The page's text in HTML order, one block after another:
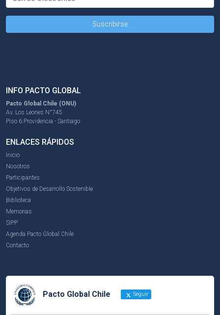
INFO PACTO GLOBAL
Pacto Global Chile (ONU)
Av. Los Leones N°745
Piso 6 Providencia - Santiago
ENLACES RÁPIDOS
Inicio
Nosotros
Participantes
Objetivos de Desarrollo Sostenible
Biblioteca
Memorias
SIPP
Agenda Pacto Global Chile
Contacto
Pacto Global Chile Seguir